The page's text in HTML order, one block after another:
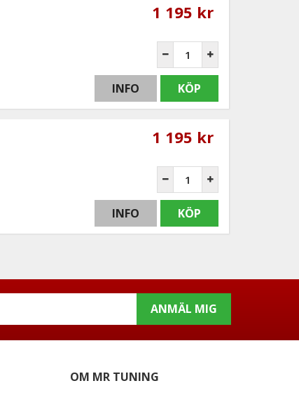
1 195 kr
INFO KÖP
1 195 kr
INFO KÖP
ANMÄL MIG
OM MR TUNING